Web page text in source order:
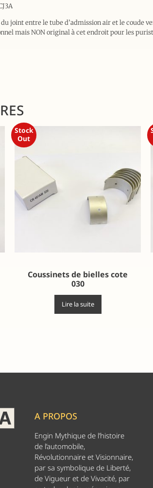
joint entre le tube d’admission air et le coude
mais NON original à cet endroit pour les
Stock
Out
Coussinets de bielles cote
030
Lire la suite
A PROPOS
Engin Mythique de l’histoire
de l’automobile,
Révolutionnaire et Visionnaire,
par sa symbolique de Liberté,
de Vigueur et de Vivacité, par